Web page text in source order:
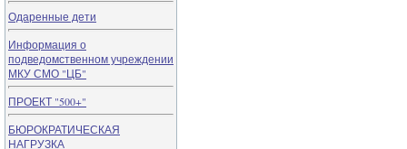
Одаренные дети
Информация о
подведомственном учреждении
МКУ СМО "ЦБ"
ПРОЕКТ "500+"
БЮРОКРАТИЧЕСКАЯ
НАГРУЗКА